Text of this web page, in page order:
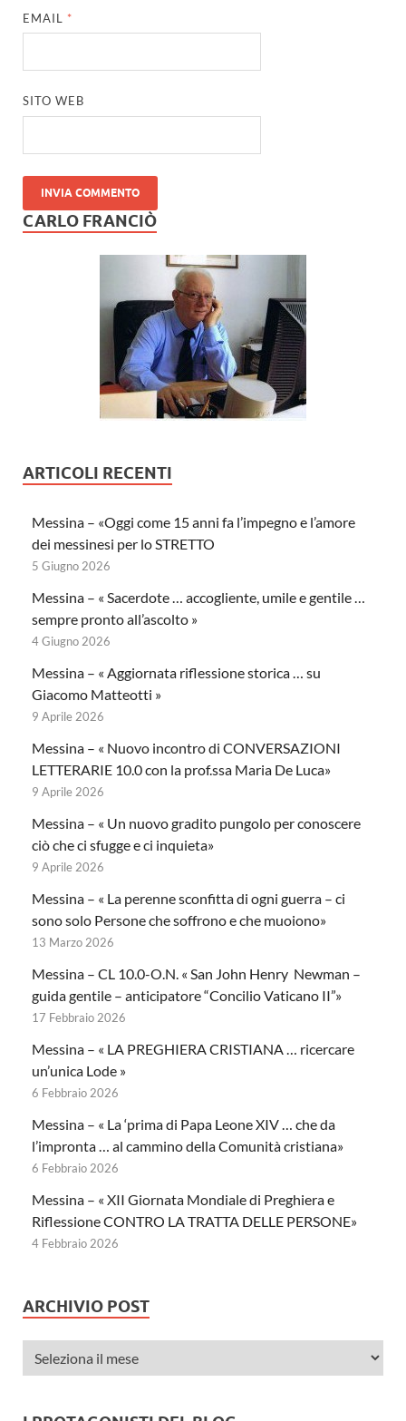
EMAIL *
SITO WEB
CARLO FRANCIÒ
ARTICOLI RECENTI
Messina – «Oggi come 15 anni fa l’impegno e l’amore
dei messinesi per lo STRETTO
5 Giugno 2026
Messina – « Sacerdote … accogliente, umile e gentile …
sempre pronto all’ascolto »
4 Giugno 2026
Messina – « Aggiornata riflessione storica … su
Giacomo Matteotti »
9 Aprile 2026
Messina – « Nuovo incontro di CONVERSAZIONI
LETTERARIE 10.0 con la prof.ssa Maria De Luca»
9 Aprile 2026
Messina – « Un nuovo gradito pungolo per conoscere
ciò che ci sfugge e ci inquieta»
9 Aprile 2026
Messina – « La perenne sconfitta di ogni guerra – ci
sono solo Persone che soffrono e che muoiono»
13 Marzo 2026
Messina – CL 10.0-O.N. « San John Henry Newman –
guida gentile – anticipatore “Concilio Vaticano II”»
17 Febbraio 2026
Messina – « LA PREGHIERA CRISTIANA … ricercare
un’unica Lode »
6 Febbraio 2026
Messina – « La ‘prima di Papa Leone XIV … che da
l’impronta … al cammino della Comunità cristiana»
6 Febbraio 2026
Messina – « XII Giornata Mondiale di Preghiera e
Riflessione CONTRO LA TRATTA DELLE PERSONE»
4 Febbraio 2026
ARCHIVIO POST